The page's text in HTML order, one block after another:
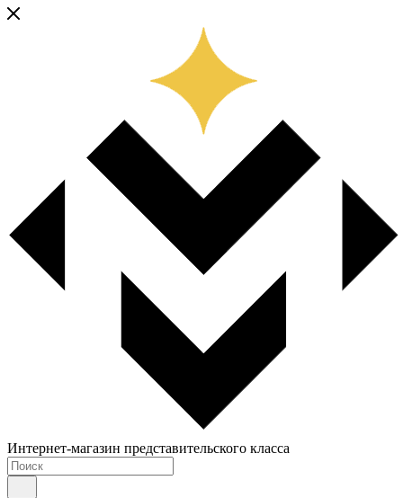
Интернет-магазин представительского класса